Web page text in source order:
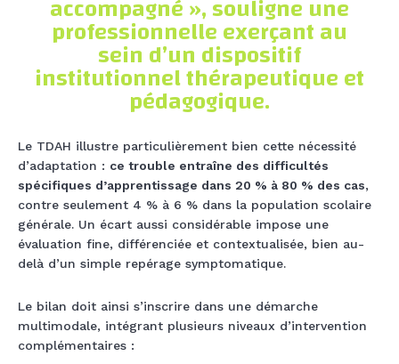
accompagné », souligne une
professionnelle exerçant au
sein d’un dispositif
institutionnel thérapeutique et
pédagogique.
Le TDAH illustre particulièrement bien cette nécessité
d’adaptation : ce trouble entraîne des difficultés
spécifiques d’apprentissage dans 20 % à 80 % des cas,
contre seulement 4 % à 6 % dans la population scolaire
générale. Un écart aussi considérable impose une
évaluation fine, différenciée et contextualisée, bien au-
delà d’un simple repérage symptomatique.
Le bilan doit ainsi s’inscrire dans une démarche
multimodale, intégrant plusieurs niveaux d’intervention
complémentaires :